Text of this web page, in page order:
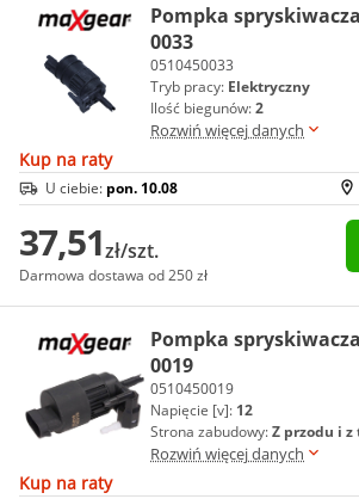
Pompka
0033
0510450033
Tryb pracy: Elektryczny
Ilość biegunów:2
Rozwiń więcej danych
Kup na raty
U ciebie: pon. 10.08
37,51zł/szt.
Darmowa dostawa od 250 zł
Pompka
0019
0510450019
Napięcie [v]: 12
Strona zabudowy:Z przodu i z
Rozwiń więcej danych
Kup na raty